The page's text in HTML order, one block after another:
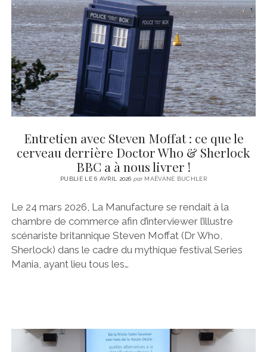
CINÉMA
LITTÉRATURE
ÉCONOMIE
SPORT
MÉDIAS
SANTÉ
instagram
emailemail-
form
Entretien avec Steven Moffat : ce que le
cerveau derrière Doctor Who & Sherlock
BBC a à nous livrer !
PUBLIÉ LE 6 AVRIL 2026parMAËVANE BUCHLER
Le 24 mars 2026, La Manufacture se rendait à la
chambre de commerce afin d’interviewer l’illustre
scénariste britannique Steven Moffat (Dr Who,
Sherlock) dans le cadre du mythique festival Series
Mania, ayant lieu tous les…